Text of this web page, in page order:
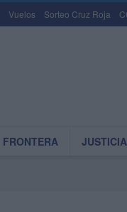
Vuelos Sorteo Cruz Roja
FRONTERA JUSTICIA